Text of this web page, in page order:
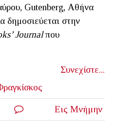
Gutenberg, Αθήνα
δημοσιεύεται στην
’Journalπου
Συνεχίστε...
Εις Μνήμην